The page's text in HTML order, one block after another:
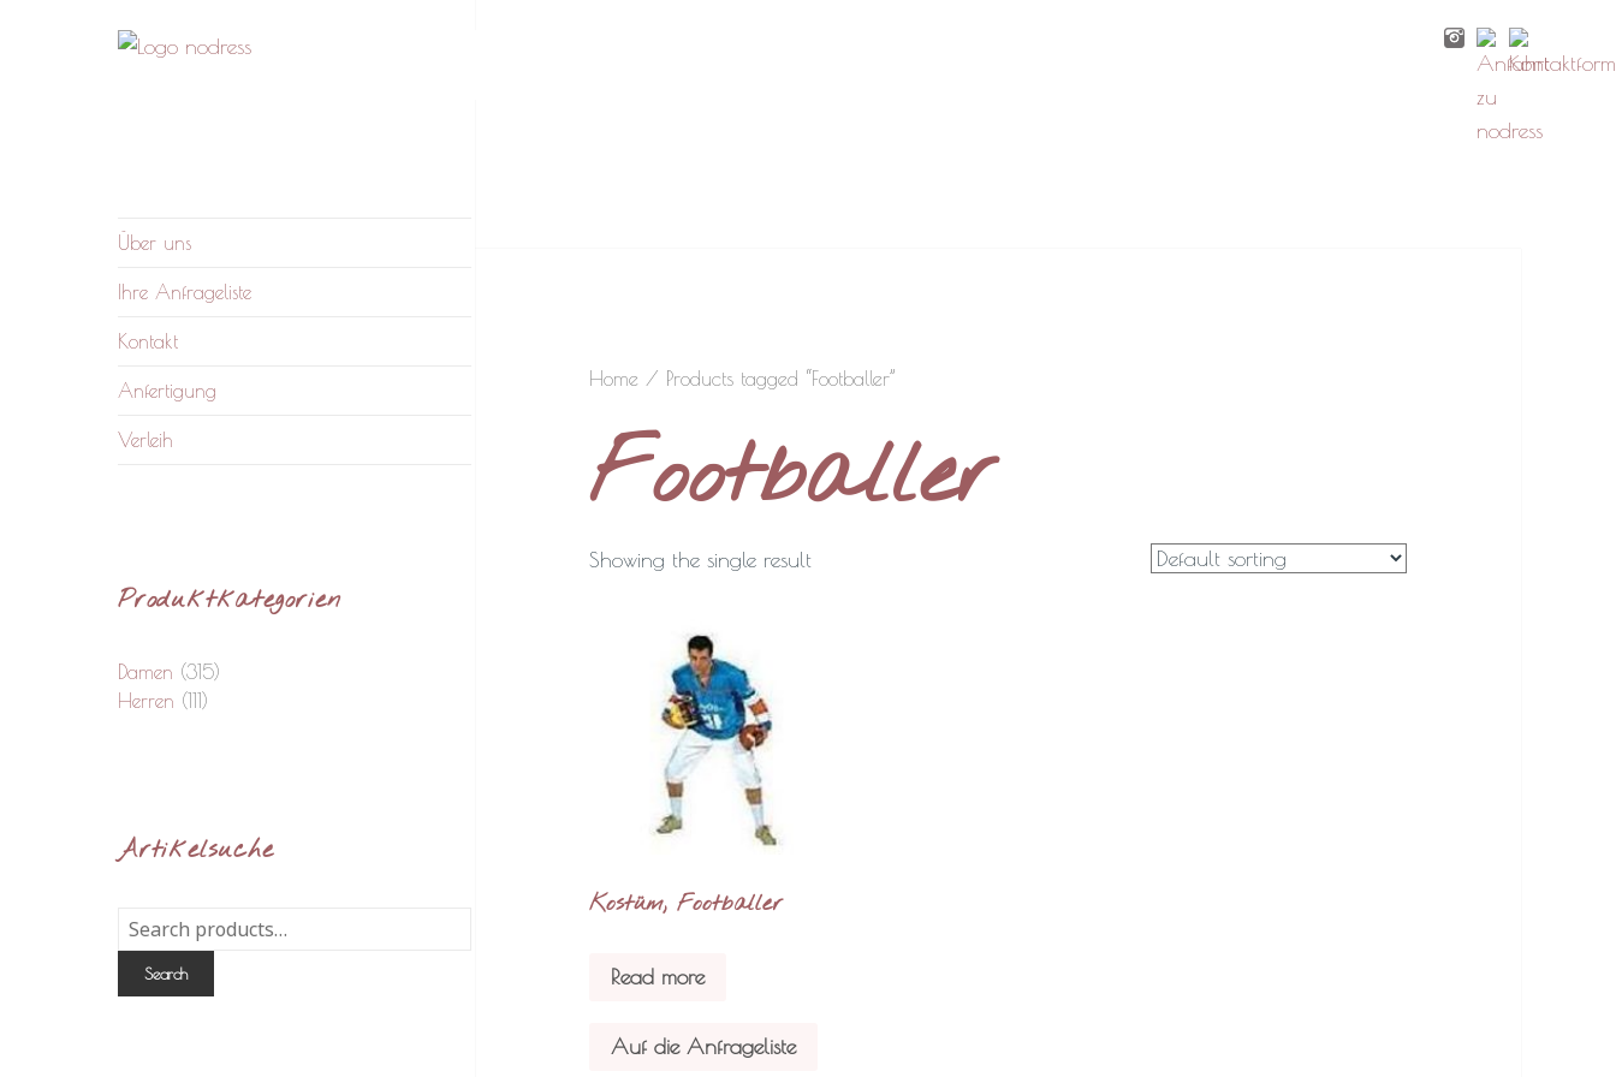
Über uns
Ihre Anfrageliste
Kontakt
Anfertigung
Verleih
Produktkategorien
Damen (315)
Herren (111)
Artikelsuche
Search
for:
Search
Home / Products tagged “Footballer”
Footballer
Showing the single result
Kostüm, Footballer
Read more
Auf die Anfrageliste